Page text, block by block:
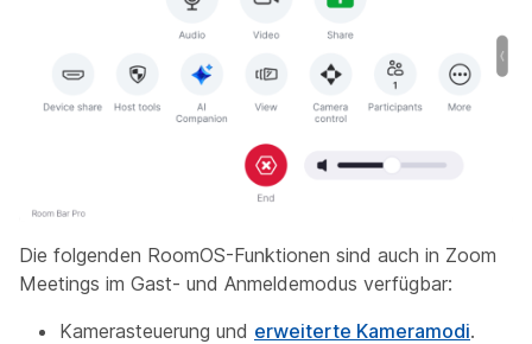
Die folgenden RoomOS-Funktionen sind auch in Zoom
Meetings im Gast- und Anmeldemodus verfügbar:
Kamerasteuerung und erweiterte Kameramodi.